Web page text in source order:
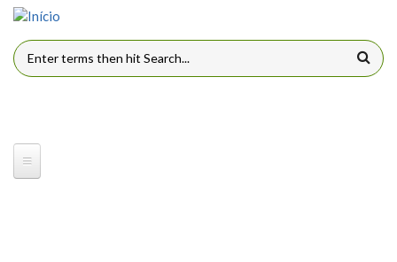
Pular para o conteúdo principal
FORMULÁRIO DE BUSCA